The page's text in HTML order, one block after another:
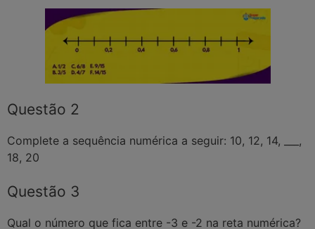
Questão 2
Complete a sequência numérica a seguir: 10, 12, 14, ___,
18, 20
Questão 3
Qual o número que fica entre -3 e -2 na reta numérica?